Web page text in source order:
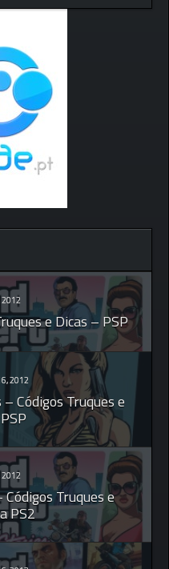
e Dicas – PSP
2012
Códigos Truques e
2012
Truques e
PS2